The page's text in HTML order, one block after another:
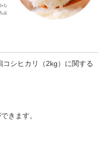
シヒカリ（2kg）に関する
きます。